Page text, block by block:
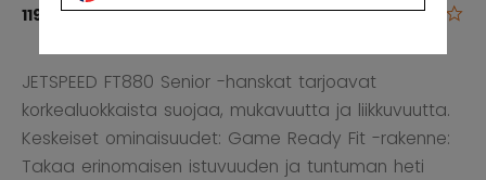
119,90 € 4,8 out of 5
JETSPEED FT880 Senior -hanskat tarjoavat
korkealuokkaista suojaa, mukavuutta ja liikkuvuutta.
Keskeiset ominaisuudet: Game Ready Fit -rakenne:
Takaa erinomaisen istuvuuden ja tuntuman heti